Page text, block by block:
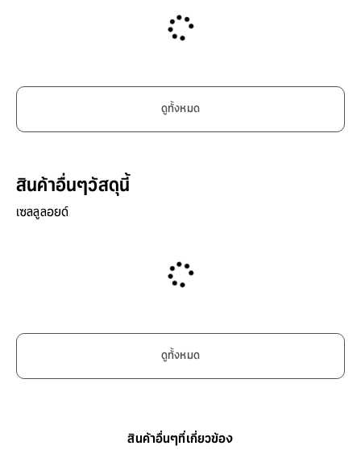
ดูทั้งหมด
สินค้าอื่นๆวัสดุนี้
เซลลูลอยด์
ดูทั้งหมด
สินค้าอื่นๆที่เกี่ยวข้อง